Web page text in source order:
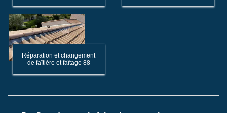
Réparation et changement
de faîtière et faîtage 88